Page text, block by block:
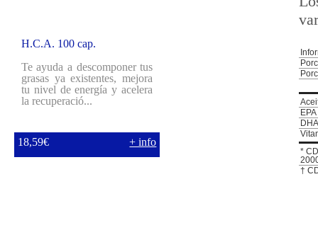
*
†
H.C.A. 100 cap.
Te ayuda a descomponer tus
grasas ya existentes, mejora
tu nivel de energía y acelera
la recuperació...
18,59€ + info